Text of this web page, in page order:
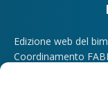
Edizione web del
Coordinamento
Direttore